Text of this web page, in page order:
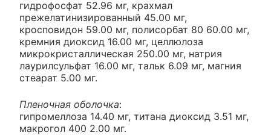
гидрофосфат 52.96 мг, крахмал
прежелатинизированный 45.00 мг,
кросповидон 59.00 мг, полисорбат 80 60.00 мг,
кремния диоксид 16.00 мг, целлюлоза
микрокристаллическая 250.00 мг, натрия
лаурилсульфат 16.00 мг, тальк 6.09 мг, магния
стеарат 5.00 мг.
Пленочная оболочка:
гипромеллоза 14.40 мг, титана диоксид 3.51 мг,
макрогол 400 2.00 мг.